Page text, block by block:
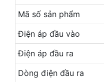
Mã số sản phẩm
Điện áp đầu vào
Điện áp đầu ra
Dòng điện đầu ra